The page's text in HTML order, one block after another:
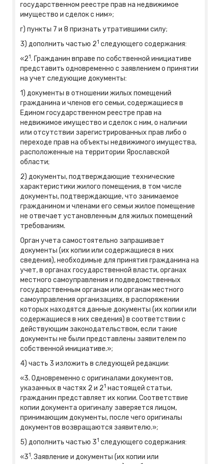
государственном реестре прав на недвижимое
имущество и сделок с ним»;
г) пункты 7 и 8 признать утратившими силу;
3) дополнить частью 21 следующего содержания:
«21. Гражданин вправе по собственной инициативе
представить одновременно с заявлением о принятии
на учет следующие документы:
1) документы в отношении жилых помещений
гражданина и членов его семьи, содержащиеся в
Едином государственном реестре прав на
недвижимое имущество и сделок с ним, о наличии
или отсутствии зарегистрированных прав либо о
переходе прав на объекты недвижимого имущества,
расположенные на территории Ярославской
области;
2) документы, подтверждающие технические
характеристики жилого помещения, в том числе
документы, подтверждающие, что занимаемое
гражданином и членами его семьи жилое помещение
не отвечает установленным для жилых помещений
требованиям.
Орган учета самостоятельно запрашивает
документы (их копии или содержащиеся в них
сведения), необходимые для принятия гражданина на
учет, в органах государственной власти, органах
местного самоуправления и подведомственных
государственным органам или органам местного
самоуправления организациях, в распоряжении
которых находятся данные документы (их копии или
содержащиеся в них сведения) в соответствии с
действующим законодательством, если такие
документы не были представлены заявителем по
собственной инициативе.»;
4) часть 3 изложить в следующей редакции:
«3. Одновременно с оригиналами документов,
указанных в частях 2 и 21 настоящей статьи,
гражданин представляет их копии. Соответствие
копии документа оригиналу заверяется лицом,
принимающим документы, после чего оригиналы
документов возвращаются заявителю.»;
5) дополнить частью 31 следующего содержания:
«31. Заявление и документы (их копии или